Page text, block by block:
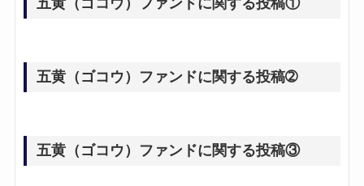
五黄（ゴコウ）ファンドに関する投稿➁
五黄（ゴコウ）ファンドに関する投稿③